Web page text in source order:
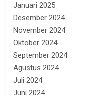
Januari 2025
Desember 2024
November 2024
Oktober 2024
September 2024
Agustus 2024
Juli 2024
Juni 2024